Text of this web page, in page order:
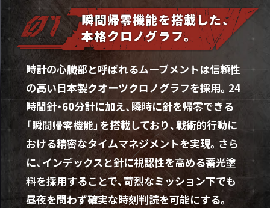
瞬間帰零機能を搭載した、
本格クロノグラフ。
時計の心臓部と呼ばれるムーブメントは信頼性
の高い日本製クオーツクロノグラフを採用。24
時間針・60分計に加え、瞬時に針を帰零できる
「瞬間帰零機能」を搭載しており、戦術的行動に
おける精密なタイムマネジメントを実現。さら
に、インデックスと針に視認性を高める蓄光塗
料を採用することで、苛烈なミッション下でも
昼夜を問わず確実な時刻判読を可能にする。